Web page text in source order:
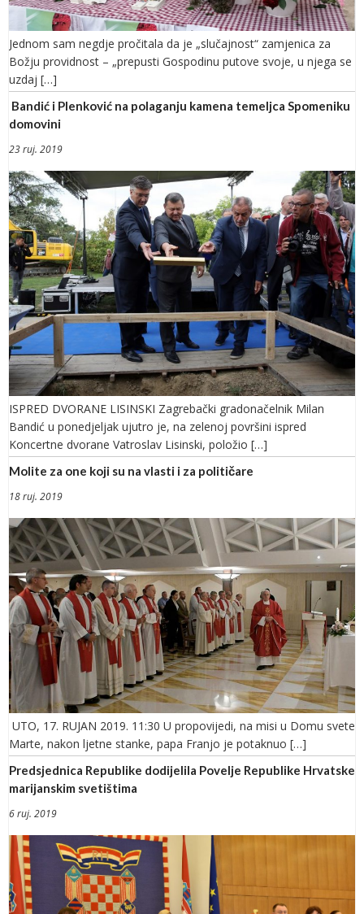
Jednom sam negdje pročitala da je „slučajnost“ zamjenica za
Božju providnost – „prepusti Gospodinu putove svoje, u njega se
uzdaj […]
Bandić i Plenković na polaganju kamena temeljca Spomeniku
domovini
23 ruj. 2019
ISPRED DVORANE LISINSKI Zagrebački gradonačelnik Milan
Bandić u ponedjeljak ujutro je, na zelenoj površini ispred
Koncertne dvorane Vatroslav Lisinski, položio […]
Molite za one koji su na vlasti i za političare
18 ruj. 2019
UTO, 17. RUJAN 2019. 11:30 U propovijedi, na misi u Domu svete
Marte, nakon ljetne stanke, papa Franjo je potaknuo […]
Predsjednica Republike dodijelila Povelje Republike Hrvatske
marijanskim svetištima
6 ruj. 2019